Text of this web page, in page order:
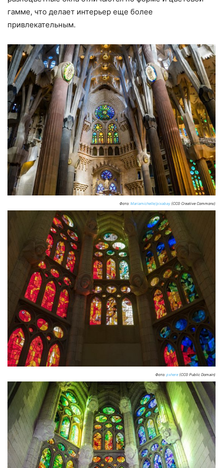
гамме, что делает интерьер еще более
привлекательным.
Фото: Mariamichelle/pixabay (CC0 Creative Commons)
Фото: pxhere (CC0 Public Domain)